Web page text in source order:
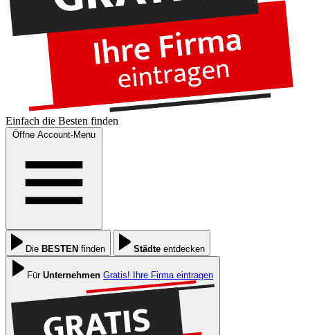
Einfach die Besten finden
Öffne Account-Menu
Die BESTEN finden Städte entdecken
Für Unternehmen Gratis! Ihre Firma eintragen